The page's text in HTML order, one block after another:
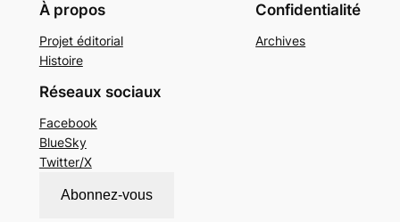
À propos
Projet éditorial
Histoire
Confidentialité
Archives
Réseaux sociaux
Facebook
BlueSky
Twitter/X
Abonnez-vous